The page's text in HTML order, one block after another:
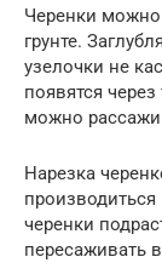
Черенки можно
грунте.
узелочки не
появятся
можно
Нарезка
черенки
пересаживать